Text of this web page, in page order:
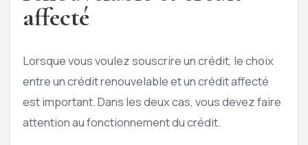
affecté
Lorsque vous voulez souscrire un crédit, le choix
entre un crédit renouvelable et un crédit affecté
est important. Dans les deux cas, vous devez faire
attention au fonctionnement du crédit.